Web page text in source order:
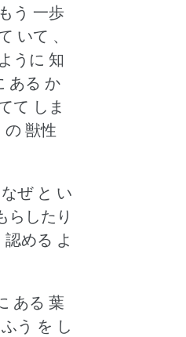
う 一歩
いて 、
うに 知
ある か
て しま
の 獣性
なぜ と い
らしたり
める よ
ある 葉
う を し